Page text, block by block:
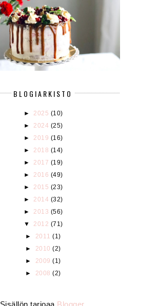
BLOGIARKISTO
► 2025 (10)
► 2024 (25)
► 2019 (16)
► 2018 (14)
► 2017 (19)
► 2016 (49)
► 2015 (23)
► 2014 (32)
► 2013 (56)
▼ 2012 (71)
► 2011(1)
► 2010(2)
► 2009(1)
► 2008(2)